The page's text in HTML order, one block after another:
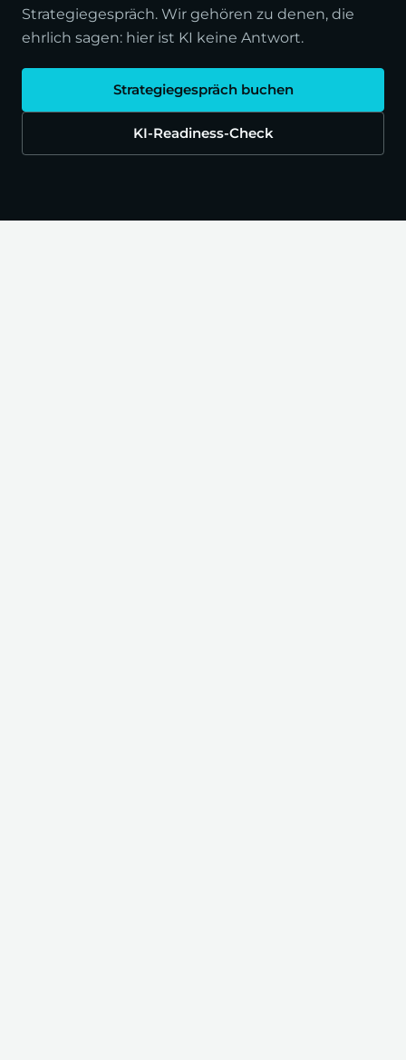
Strategiegespräch. Wir gehören zu denen, die
ehrlich sagen: hier ist KI keine Antwort.
Strategiegespräch buchen
KI-Readiness-Check